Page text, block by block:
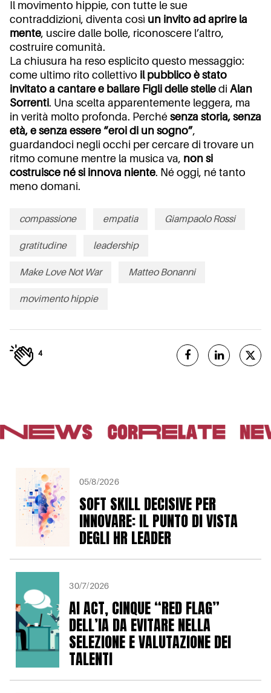
Il movimento hippie, con tutte le sue
contraddizioni, diventa così un invito ad aprire la
mente, uscire dalle bolle, riconoscere l’altro,
costruire comunità.
La chiusura ha reso esplicito questo messaggio:
come ultimo rito collettivo il pubblico è stato
invitato a cantare e ballare Figli delle stelle di Alan
Sorrenti. Una scelta apparentemente leggera, ma
in verità molto profonda. Perché senza storia, senza
età, e senza essere “eroi di un sogno”,
guardandoci negli occhi per cercare di trovare un
ritmo comune mentre la musica va, non si
costruisce né si innova niente. Né oggi, né tanto
meno domani.
compassione empatia Giampaolo Rossi
gratitudine leadership
Make Love Not War Matteo Bonanni
movimento hippie
4
05/8/2026
SOFT SKILL DECISIVE PER
INNOVARE: IL PUNTO DI VISTA
DEGLI HR LEADER
30/7/2026
AI ACT, CINQUE “RED FLAG”
DELL’IA DA EVITARE NELLA
SELEZIONE E VALUTAZIONE DEI
TALENTI